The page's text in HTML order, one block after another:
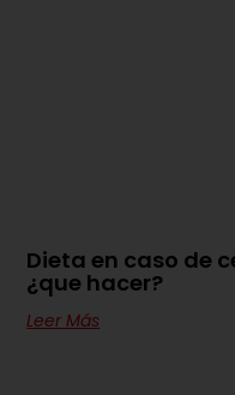
Dieta en caso de
¿que hacer?
Leer Más